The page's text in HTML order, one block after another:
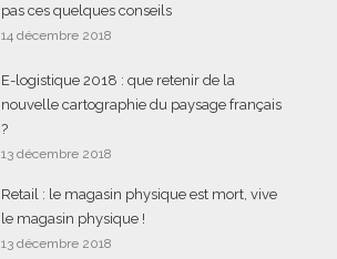
pas ces quelques conseils
14 décembre 2018
E-logistique 2018 : que retenir de la
nouvelle cartographie du paysage français
?
13 décembre 2018
Retail : le magasin physique est mort, vive
le magasin physique !
13 décembre 2018